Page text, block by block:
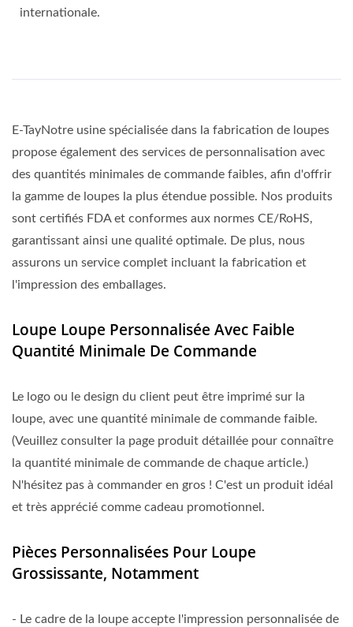
internationale.
E-TayNotre usine spécialisée dans la fabrication de loupes
propose également des services de personnalisation avec
des quantités minimales de commande faibles, afin d'offrir
la gamme de loupes la plus étendue possible. Nos produits
sont certifiés FDA et conformes aux normes CE/RoHS,
garantissant ainsi une qualité optimale. De plus, nous
assurons un service complet incluant la fabrication et
l'impression des emballages.
Loupe Loupe Personnalisée Avec Faible
Quantité Minimale De Commande
Le logo ou le design du client peut être imprimé sur la
loupe, avec une quantité minimale de commande faible.
(Veuillez consulter la page produit détaillée pour connaître
la quantité minimale de commande de chaque article.)
N'hésitez pas à commander en gros ! C'est un produit idéal
et très apprécié comme cadeau promotionnel.
Pièces Personnalisées Pour Loupe
Grossissante, Notamment
- Le cadre de la loupe accepte l'impression personnalisée de